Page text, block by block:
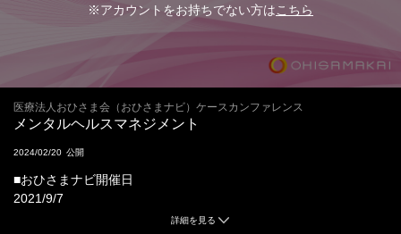
※アカウントをお持ちでない方はこちら
医療法人おひさま会（おひさまナビ）ケースカンファレンス
メンタルヘルスマネジメント
2024/02/20
■おひさまナビ開催日
2021/9/7
詳細を見る